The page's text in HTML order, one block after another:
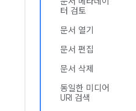
터 검토
문서 열기
문서 편집
문서 삭제
동일한 미디어
URI 검색